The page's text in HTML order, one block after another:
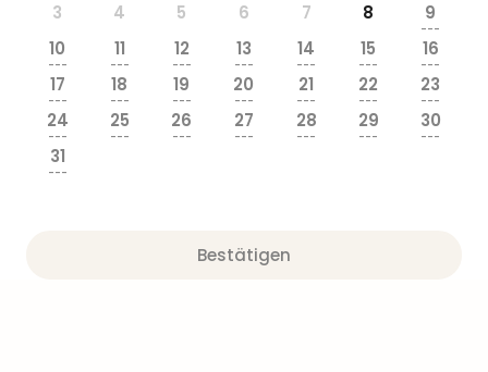
3
4 5 6 7 8 9
---
10
---
11
---
12
---
13
---
14
---
15
---
16
---
17
---
18
---
19
---
20
---
21
---
22
---
23
---
24
---
25
---
26
---
27
---
28
---
29
---
30
---
31
---
Bestätigen